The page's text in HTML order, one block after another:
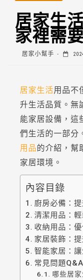
居家生
家裡需
居家小幫手
居家生活用品不
升生活品質。無
能家居設備，這
們生活的一部分
用品的介紹，幫
家居環境。
內容目錄
廚房必備：
清潔用品：
收納用品：
家居裝飾：
智能家居：
常見問題Q&A
哪些居